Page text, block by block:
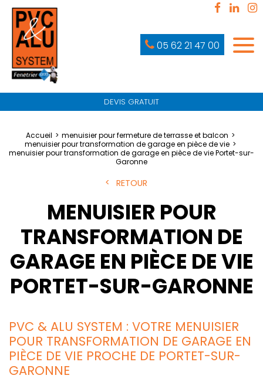
05 62 21 47 00
DEVIS GRATUIT
Accueil
menuisier pour fermeture de terrasse et balcon
menuisier pour transformation de garage en pièce de vie
menuisier pour transformation de garage en pièce de vie Portet-sur-
Garonne
RETOUR
MENUISIER POUR
TRANSFORMATION DE
GARAGE EN PIÈCE DE VIE
PORTET-SUR-GARONNE
PVC & ALU SYSTEM : VOTRE MENUISIER
POUR TRANSFORMATION DE GARAGE EN
PIÈCE DE VIE PROCHE DE PORTET-SUR-
GARONNE